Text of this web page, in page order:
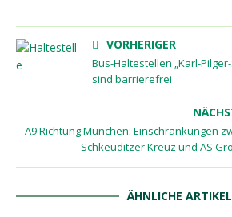
VORHERIGER
Bus-Haltestellen „Karl-
sind barrierefrei
A9 Richtung München: Einschränkungen
Schkeuditzer Kreuz und AS
ÄHNLICHE ARTIKEL